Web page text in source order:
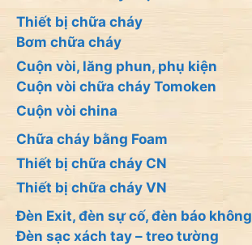
Thiết bị chữa cháy
Bơm chữa cháy
Cuộn vòi, lăng phun, phụ kiện
Cuộn vòi chữa cháy Tomoken
Cuộn vòi china
Chữa cháy bằng Foam
Thiết bị chữa cháy CN
Thiết bị chữa cháy VN
Đèn Exit, đèn sự cố, đèn báo không
Đèn sạc xách tay – treo tường